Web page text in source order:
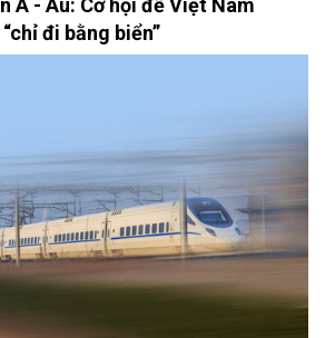
Á - Âu: Cơ hội để Việt Nam
đi bằng biển”